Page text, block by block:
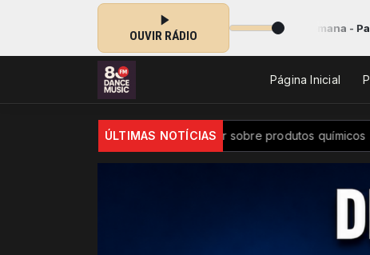
OUVIR RÁDIO
Tocando agora: Especial da semana - Parte 4
Página Inicial
ÚLTIMAS NOTÍCIAS
ter controle maior sobre produtos químicos Diversidade na